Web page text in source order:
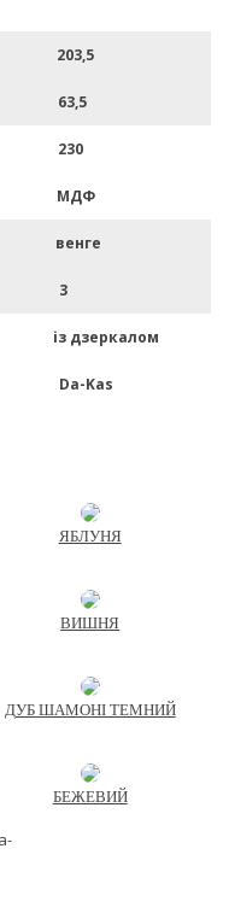
203,5
63,5
230
МДФ
венге
3
із дзеркалом
Da-Kas
ЯБЛУНЯ
ВИШНЯ
ДУБ ШАМОНІ ТЕМНИЙ
БЕЖЕВИЙ